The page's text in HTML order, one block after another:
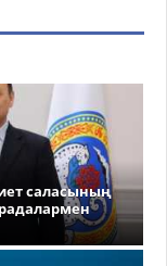
саласының